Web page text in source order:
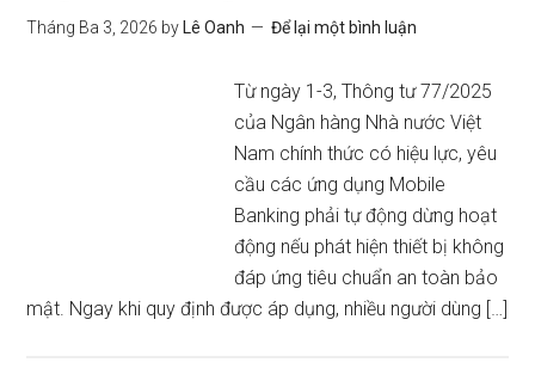
Tháng Ba 3, 2026 by Lê Oanh Để lại một bình luận
Từ ngày 1-3, Thông tư 77/2025
của Ngân hàng Nhà nước Việt
Nam chính thức có hiệu lực, yêu
cầu các ứng dụng Mobile
Banking phải tự động dừng hoạt
động nếu phát hiện thiết bị không đáp ứng tiêu chuẩn an
toàn bảo mật. Ngay khi quy định được áp dụng, nhiều
người dùng […]